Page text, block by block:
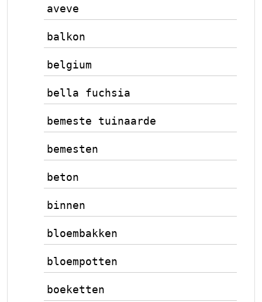
aveve
balkon
belgium
bella fuchsia
bemeste tuinaarde
bemesten
beton
binnen
bloembakken
bloempotten
boeketten